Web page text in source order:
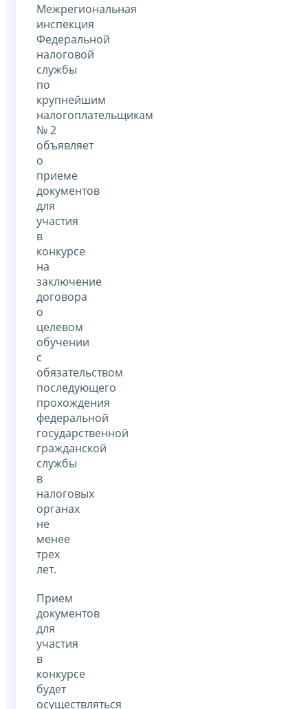
Межрегиональная
инспекция
Федеральной
налоговой
службы
по
крупнейшим
налогоплательщикам
№ 2
объявляет
о
приеме
документов
для
участия
в
конкурсе
на
заключение
договора
о
целевом
обучении
с
обязательством
последующего
прохождения
федеральной
государственной
гражданской
службы
в
налоговых
органах
не
менее
трех
лет.
Прием
документов
для
участия
в
конкурсе
будет
осуществляться